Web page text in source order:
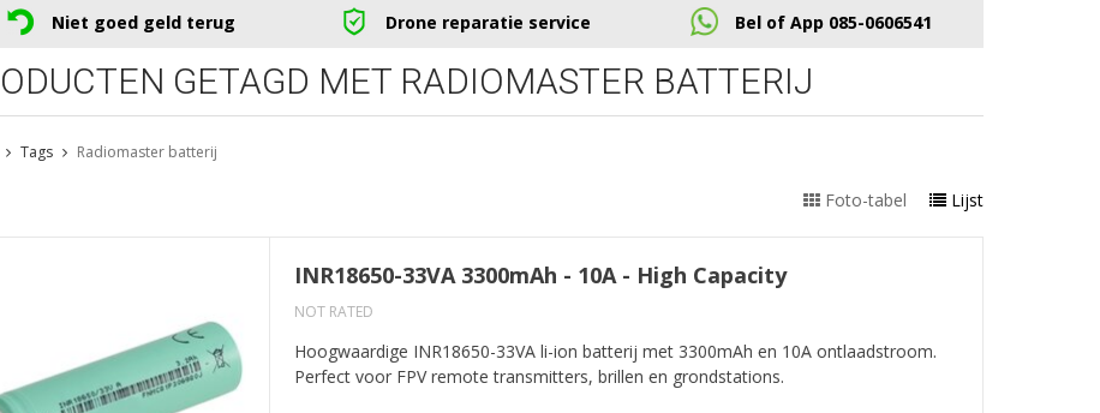
Niet goed geld terug Drone reparatie service Bel of App 085-0606541
GETAGD MET RADIOMASTER BATTERIJ
Tags Radiomaster batterij
Foto-tabel Lijst
INR18650-33VA 3300mAh - 10A - High Capacity
NOT RATED
Hoogwaardige INR18650-33VA li-ion batterij met 3300mAh en 10A ontlaadstroom.
Perfect voor FPV remote transmitters, brillen en grondstations.